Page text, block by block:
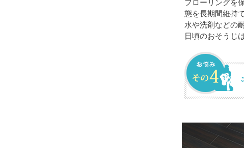
フローリングを
態を長期間維持
水や洗剤などの
日頃のおそうじ